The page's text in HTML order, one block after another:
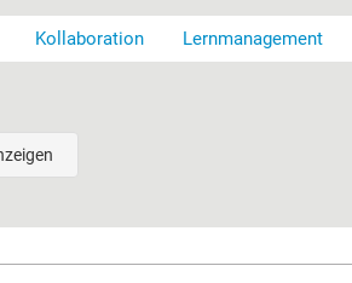
Kollaboration Lernmanagement